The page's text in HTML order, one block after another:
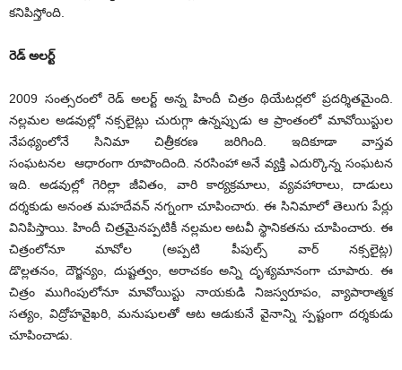
కనిపిస్తోంది.
రెడ్ అలర్ట్
2009 సంత్సరంలో రెడ్ అలర్ట్ అన్న హిందీ చిత్రం థియేటర్లలో ప్రదర్శితమైంది.
నల్లమల అడవుల్లో నక్సలైట్లు చురుగ్గా ఉన్నప్పుడు ఆ ప్రాంతంలో మావోయిస్టుల
నేపథ్యంలోనే సినిమా చిత్రీకరణ జరిగింది. ఇదికూడా వాస్తవ
సంఘటనల ఆధారంగా రూపొందింది. నరసింహా అనే వ్యక్తి ఎదుర్కొన్న సంఘటన
ఇది. అడవుల్లో గెరిల్లా జీవితం, వారి కార్యక్రమాలు, వ్యవహారాలు, దాడులు
దర్శకుడు అనంత మహదేవన్ నగ్నంగా చూపించారు. ఈ సినిమాలో తెలుగు పేర్లు
వినిపిస్తాయి. హిందీ చిత్రమైనప్పటికీ నల్లమల అటవీ స్థానికతను చూపించారు. ఈ
చిత్రంలోనూ మావోల (అప్పటి పీపుల్స్ వార్ నక్సలైట్ల)
డొల్లతనం, దౌర్జన్యం, దుష్టత్వం, అరాచకం అన్ని దృశ్యమానంగా చూపారు. ఈ
చిత్రం ముగింపులోనూ మావోయిస్టు నాయకుడి నిజస్వరూపం, వ్యాపారాత్మక
సత్యం, విద్రోహవైఖరి, మనుషులతో ఆట ఆడుకునే వైనాన్ని స్పష్టంగా దర్శకుడు
చూపించాడు.